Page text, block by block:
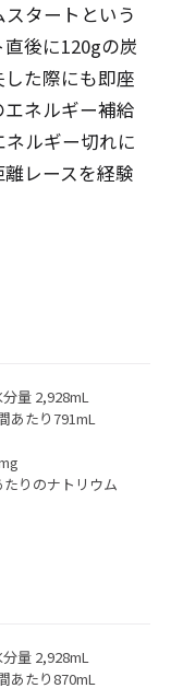
タートという
後に120gの炭
た際にも即座
ネルギー補給
ルギー切れに
レースを経験
分量 2,928mL
あたり791mL
たりのナトリウム
分量 2,928mL
あたり870mL